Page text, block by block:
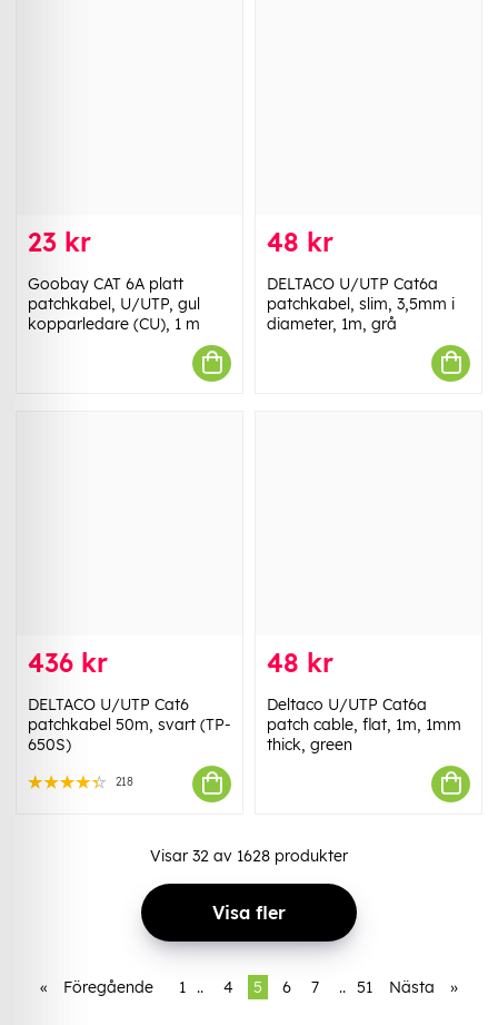
23 kr
Goobay CAT 6A platt
patchkabel, U/UTP, gul
kopparledare (CU), 1 m
48 kr
DELTACO U/UTP Cat6a
patchkabel, slim, 3,5mm i
diameter, 1m, grå
436 kr
DELTACO U/UTP Cat6
patchkabel 50m, svart (TP-
650S)
218
48 kr
Deltaco U/UTP Cat6a
patch cable, flat, 1m, 1mm
thick, green
Visar 32 av 1628 produkter
Visa fler
« Föregående 1 .. 4 5 6 7 .. 51 Nästa »